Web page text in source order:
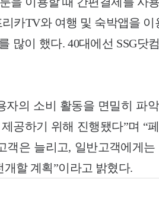
카TV와 여행 및 숙박앱을 이
많이 했다. 40대에선 SSG닷
자의 소비 활동을 면밀히 파
공하기 위해 진행됐다”며 “
은 늘리고, 일반고객에게는
할 계획”이라고 밝혔다.